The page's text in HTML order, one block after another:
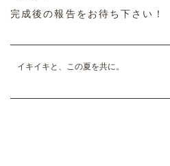
完成後の報告をお待ち下さい！
イキイキと、この夏を共に。